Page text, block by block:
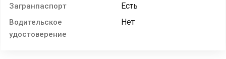
Загранпаспорт Есть
Водительское
удостоверение
Нет